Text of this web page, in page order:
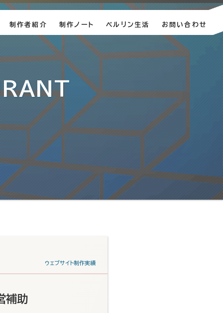
ト制作実績
グラフィックデザイン制作実績
制作者紹介 制作ノート
WordPress
ホームページ制作・運営
パソコン und so weiter.
ベルリン生活
ベルリン育児戦争
せいかつ Ich wohne in
お問い合わせ
ウェブサイト制作実績
補助